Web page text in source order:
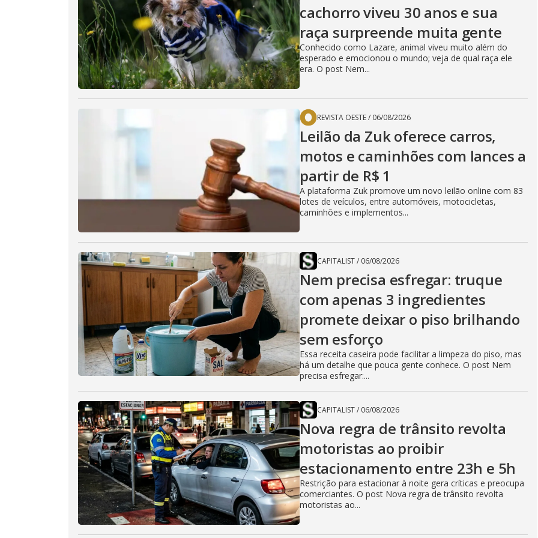
cachorro viveu 30 anos e sua
raça surpreende muita gente
Conhecido como Lazare, animal viveu muito além do
esperado e emocionou o mundo; veja de qual raça ele
era. O post Nem...
REVISTA OESTE/ 06/08/2026
Leilão da Zuk oferece carros,
motos e caminhões com lances a
partir de R$ 1
A plataforma Zuk promove um novo leilão online com 83
lotes de veículos, entre automóveis, motocicletas,
caminhões e implementos...
CAPITALIST/ 06/08/2026
Nem precisa esfregar: truque
com apenas 3 ingredientes
promete deixar o piso brilhando
sem esforço
Essa receita caseira pode facilitar a limpeza do piso, mas
há um detalhe que pouca gente conhece. O post Nem
precisa esfregar:...
CAPITALIST/ 06/08/2026
Nova regra de trânsito revolta
motoristas ao proibir
estacionamento entre 23h e 5h
Restrição para estacionar à noite gera críticas e preocupa
comerciantes. O post Nova regra de trânsito revolta
motoristas ao...